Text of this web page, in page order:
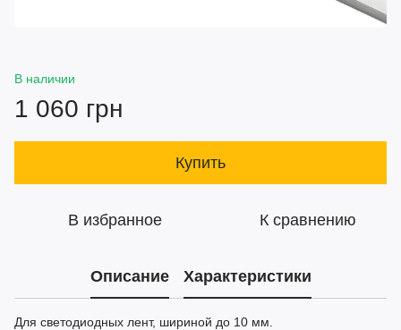
В наличии
1 060 грн
Купить
В избранное К сравнению
Описание Характеристики
Для светодиодных лент, шириной до 10 мм.